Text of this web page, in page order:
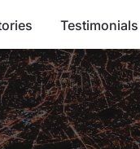
Testimonials